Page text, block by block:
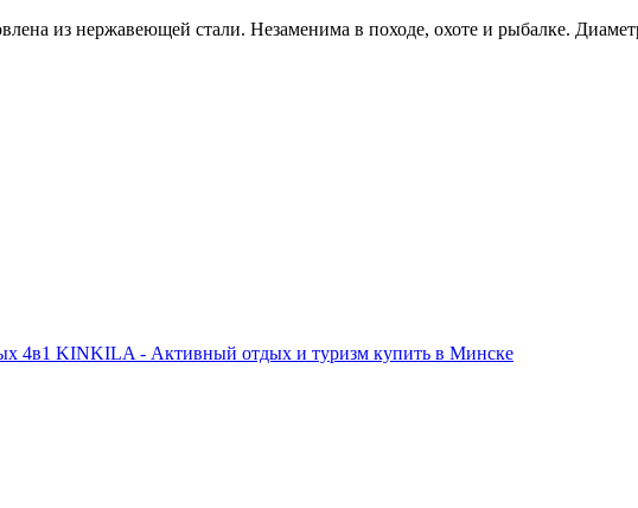
из нержавеющей стали. Незаменима в походе, охоте и рыбалке.